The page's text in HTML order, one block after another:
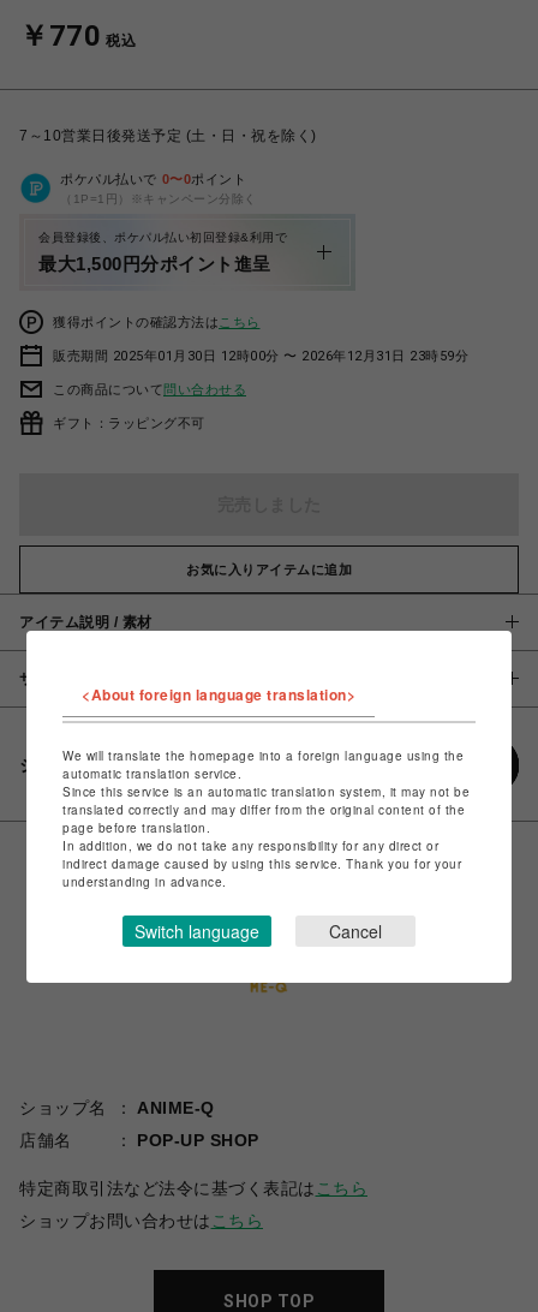
￥770 税込
7～10営業日後発送予定 (土・日・祝を除く)
ポケパル払いで 0〜0ポイント
（1P=1円）※キャンペーン分除く
会員登録後、ポケパル払い初回登録&利用で
最大1,500円分ポイント進呈
獲得ポイントの確認方法は こちら
販売期間 2025年01月30日 12時00分 〜 2026年12月31日 23時59分
この商品について問い合わせる
ギフト：ラッピング不可
お気に入りアイテムに追加
アイテム説明 / 素材
サイズ
シェアする
ショップ名
ANIME-Q
店舗名
POP-UP SHOP
特定商取引法など法令に基づく表記は こちら
ショップお問い合わせは こちら
SHOP TOP
<About foreign language translation>
We will translate the homepage into a foreign language using the
automatic translation service.
Since this service is an automatic translation system, it may not be
translated correctly and may differ from the original content of the
page before translation.
In addition, we do not take any responsibility for any direct or
indirect damage caused by using this service. Thank you for your
understanding in advance.
Switch language Cancel